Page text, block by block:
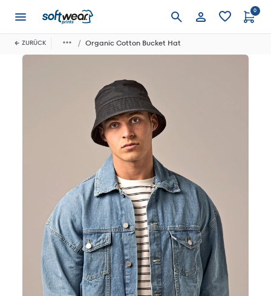
Anmelden
0
ZURÜCK Organic Cotton Bucket Hat